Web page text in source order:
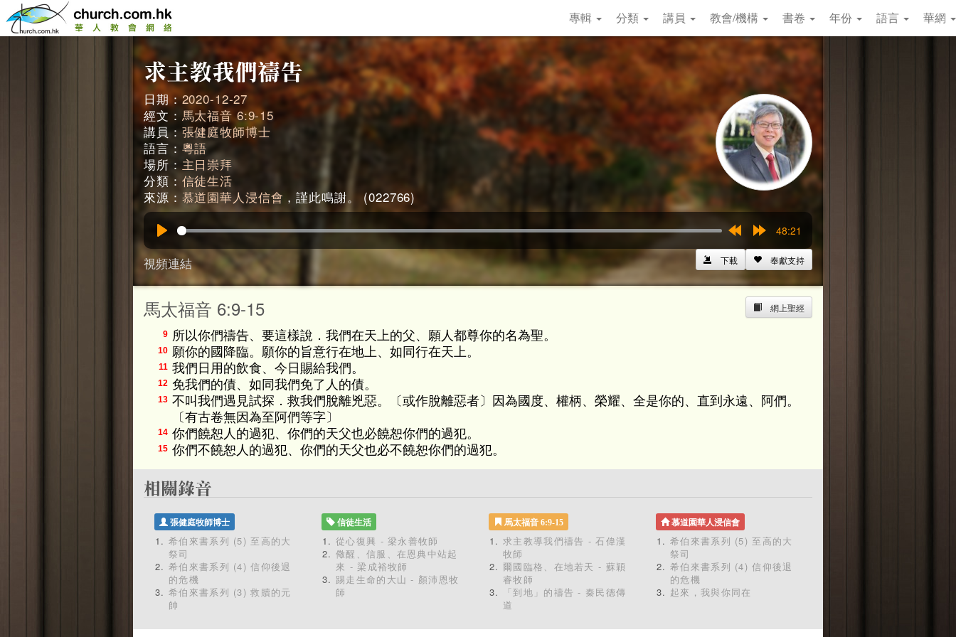
專輯 分類 講員 教會/機構 書卷 年份 語言 華網
日期：2020-12-27
經文： 馬太福音 6:9-15
講員：張健庭牧師博士
語言： 粵語
場所： 主日崇拜
分類： 信徒生活
來源： 慕道園華人浸信會 ，謹此鳴謝。 (022766)
15s
15s
48:21
視頻連結 奉獻支持
下載
網上聖經
馬太福音 6:9-15
9 所以你們禱告、要這樣說．我們在天上的父、願人都尊你的名為聖。
10 願你的國降臨。願你的旨意行在地上、如同行在天上。
11 我們日用的飲食、今日賜給我們。
12 免我們的債、如同我們免了人的債。
13 不叫我們遇見試探．救我們脫離兇惡。〔或作脫離惡者〕因為國度、權柄、榮耀、全是你的、直到永遠、阿們。
〔有古卷無因為至阿們等字〕
14 你們饒恕人的過犯、你們的天父也必饒恕你們的過犯。
15 你們不饒恕人的過犯、你們的天父也必不饒恕你們的過犯。
張健庭牧師博士
希伯來書系列 (5) 至高的大
祭司
希伯來書系列 (4) 信仰後退
的危機
希伯來書系列 (3) 救贖的元
帥
信徒生活
從心復興 - 梁永善牧師
儆醒、信服、在恩典中站起
來 - 梁成裕牧師
踢走生命的大山 - 顏沛恩牧
師
馬太福音 6:9-15
求主教導我們禱告 - 石偉漢
牧師
爾國臨格、在地若天 - 蘇穎
睿牧師
「到地」的禱告 - 秦民德傳
道
慕道園華人浸信會
希伯來書系列 (5) 至高的大
祭司
希伯來書系列 (4) 信仰後退
的危機
起來，我與你同在